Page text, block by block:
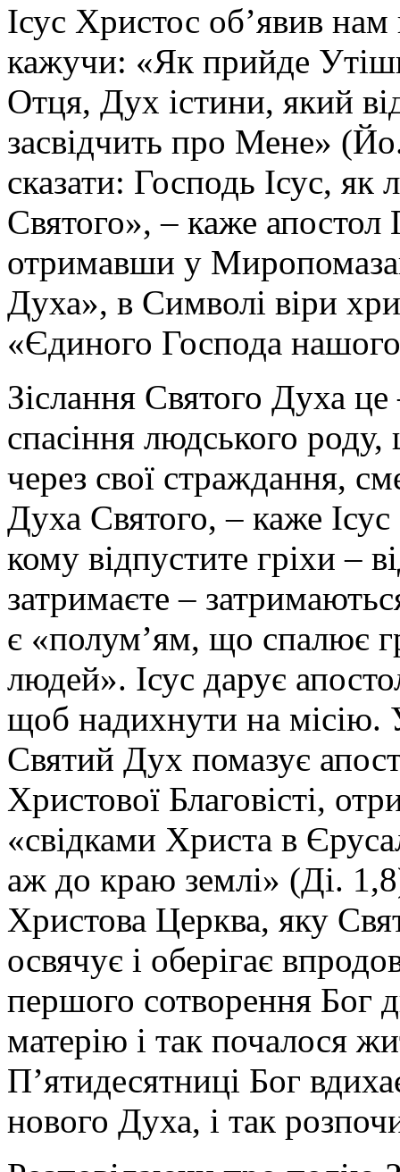
Ісус Христос об’явив
кажучи: «Як прийде
Отця, Дух істини, який
засвідчить про Мене»
сказати: Господь Ісус,
Святого», – каже
отримавши у
Духа», в Символі віри
«Єдиного Господа
Зіслання Святого Духа це
спасіння людського
через свої страждання,
Духа Святого, – каже
кому відпустите гріхи –
затримаєте –
є «полум’ям, що спалює
людей». Ісус дарує
щоб надихнути на місію.
Святий Дух помазує
Христової Благовісті,
«свідками Христа в
аж до краю землі» (Ді.
Христова Церква, яку
освячує і оберігає
першого сотворення Бог
матерію і так почалося
П’ятидесятниці Бог
нового Духа, і так